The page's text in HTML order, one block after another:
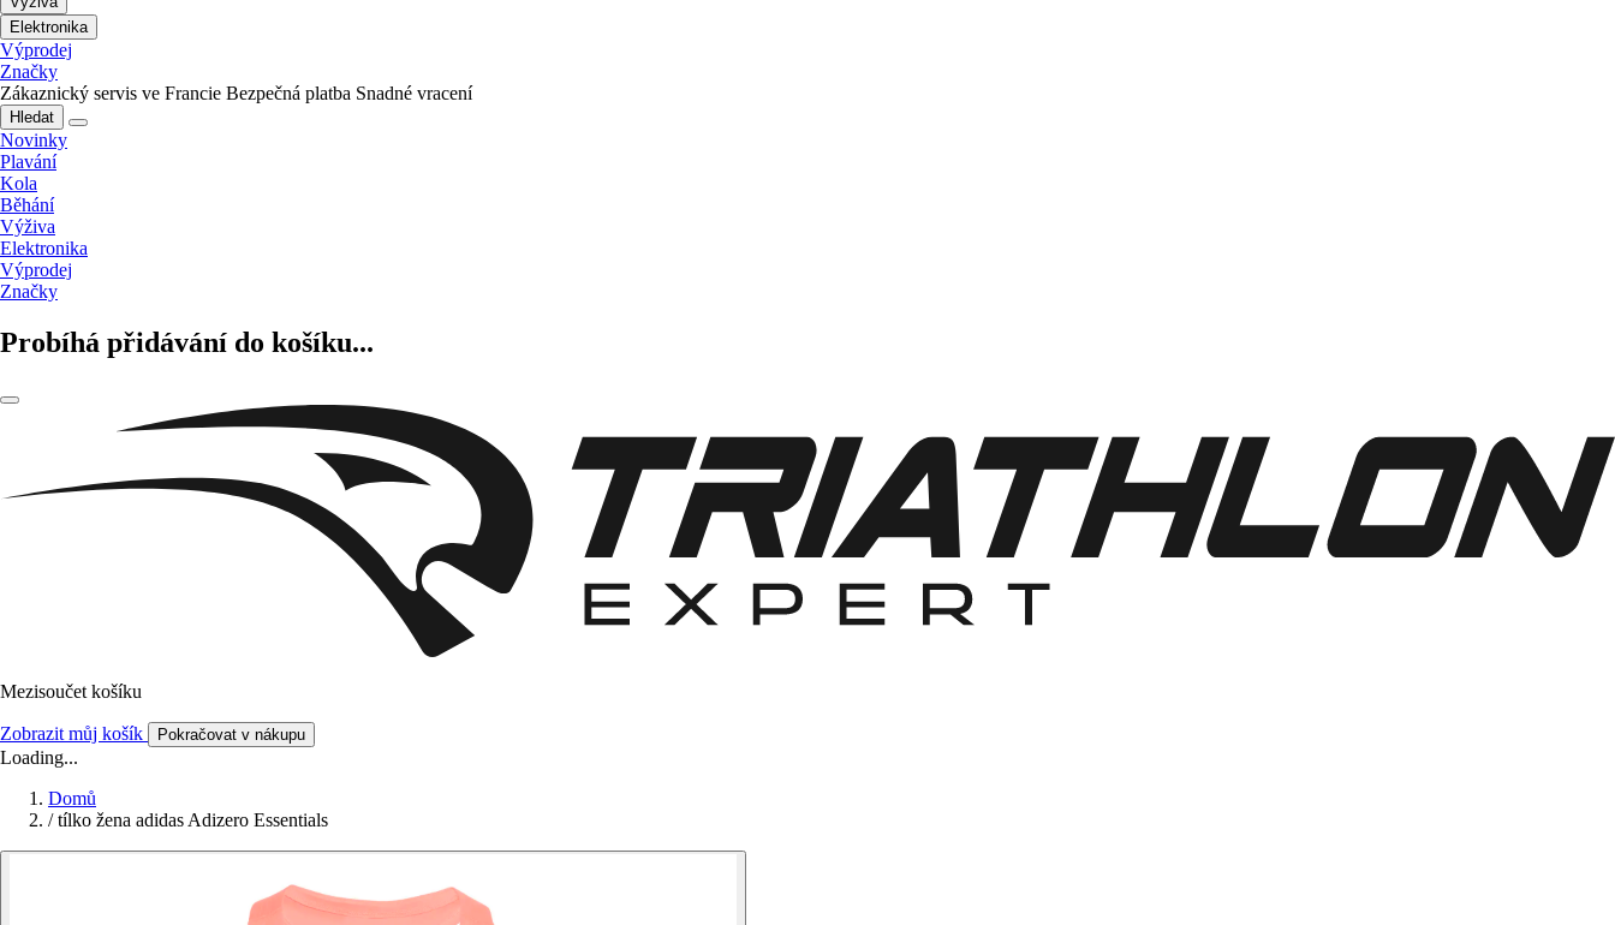
Elektronika
Výprodej
Značky
Zákaznický servis ve Francie Bezpečná platba Snadné vracení
Hledat
Novinky
Plavání
Kola
Běhání
Výživa
Elektronika
Výprodej
Značky
Probíhá přidávání do košíku...
Mezisoučet košíku
Zobrazit můj košík Pokračovat v nákupu
Loading...
Domů
/ tílko žena adidas Adizero Essentials